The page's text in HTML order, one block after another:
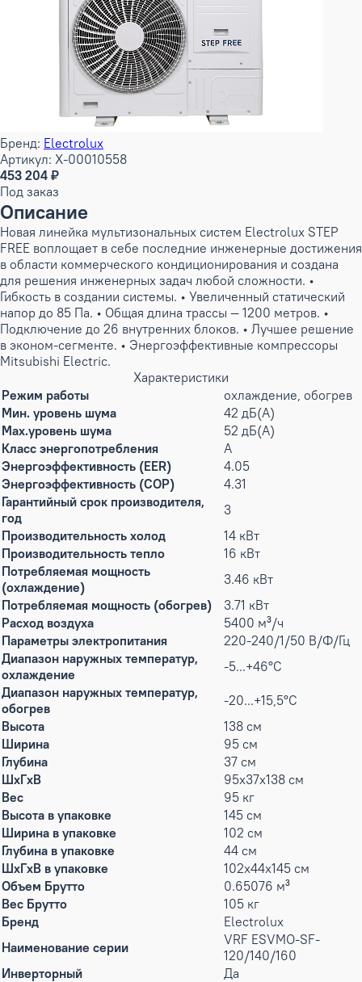
Бренд: Electrolux
Артикул: X-00010558
453 204 ₽
Под заказ
Описание
Новая линейка мультизональных систем Electrolux STEP
FREE воплощает в себе последние инженерные достижения
в области коммерческого кондиционирования и создана
для решения инженерных задач любой сложности. •
Гибкость в создании системы. • Увеличенный статический
напор до 85 Па. • Общая длина трассы — 1200 метров. •
Подключение до 26 внутренних блоков. • Лучшее решение
в эконом-сегменте. • Энергоэффективные компрессоры
Mitsubishi Electric.
Характеристики
Режим работы
охлаждение, обогрев
Мин. уровень шума
42 дБ(А)
Max.уровень шума
52 дБ(А)
Класс энергопотребления
A
Энергоэффективность (EER)
4.05
Энергоэффективность (COP)
4.31
Гарантийный срок производителя,
год
3
Производительность холод
14 кВт
Производительность тепло
16 кВт
Потребляемая мощность
(охлаждение)
3.46 кВт
Потребляемая мощность (обогрев)
3.71 кВт
Расход воздуха
5400 м³/ч
Параметры электропитания
220-240/1/50 В/Ф/Гц
Диапазон наружных температур,
охлаждение
-5...+46°С
Диапазон наружных температур,
обогрев
-20...+15,5°С
Высота
138 см
Ширина
95 см
Глубина
37 см
ШxГxВ
95x37x138 см
Вес
95 кг
Высота в упаковке
145 см
Ширина в упаковке
102 см
Глубина в упаковке
44 см
ШxГxВ в упаковке
102x44x145 см
Объем Брутто
0.65076 м³
Вес Брутто
105 кг
Бренд
Electrolux
Наименование серии
VRF ESVMO-SF-
120/140/160
Инверторный
Да